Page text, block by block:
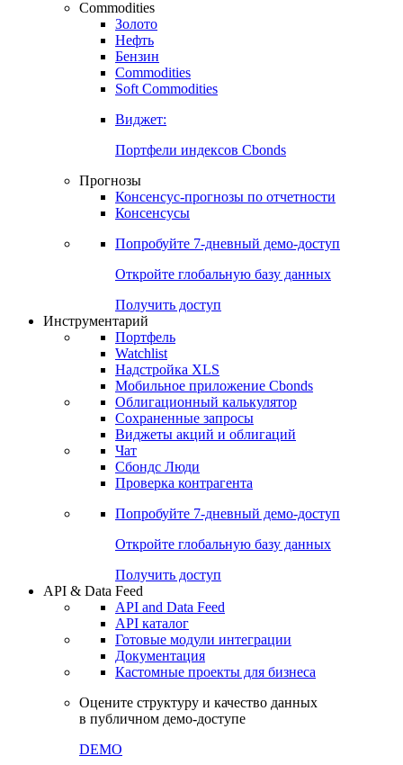
Commodities
Золото
Нефть
Бензин
Commodities
Soft Commodities
Виджет:
Портфели индексов Cbonds
Прогнозы
Консенсус-прогнозы по отчетности
Консенсусы
Попробуйте 7-дневный демо-доступ
Откройте глобальную базу данных
Получить доступ
Инструментарий
Портфель
Watchlist
Надстройка XLS
Мобильное приложение Cbonds
Облигационный калькулятор
Сохраненные запросы
Виджеты акций и облигаций
Чат
Сбондс Люди
Проверка контрагента
Попробуйте 7-дневный демо-доступ
Откройте глобальную базу данных
Получить доступ
API & Data Feed
API and Data Feed
API каталог
Готовые модули интеграции
Документация
Кастомные проекты для бизнеса
Оцените структуру и качество данных
в публичном демо-доступе
DEMO